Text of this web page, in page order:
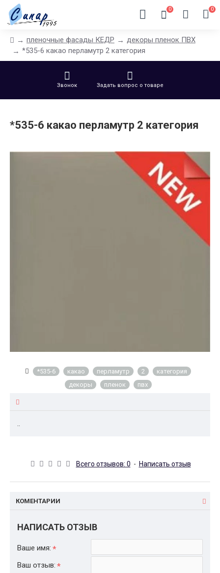
0 0
пленочные фасады КЕДР
декоры пленок ПВХ
*535-6 какао перламутр 2 категория
Звонок Задать вопрос о товаре
*535-6 какао перламутр 2 категория
*535-6 какао перламутр 2
категория
декоры
пленок пвх
..
Всего отзывов: 0 - Написать отзыв
КОМЕНТАРИИ
НАПИСАТЬ ОТЗЫВ
Ваше имя:
Ваш отзыв: